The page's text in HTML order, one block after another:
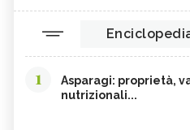
1
Asparagi: proprietà,
nutrizionali...